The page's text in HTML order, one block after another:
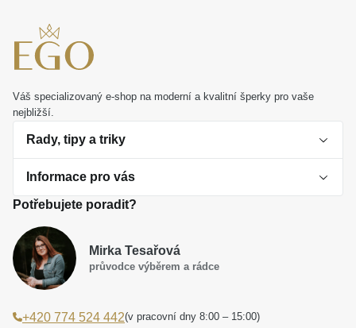
Váš specializovaný e-shop na moderní a kvalitní šperky pro vaše
nejbližší.
Rady, tipy a triky
O perlách
Jak vybrat perlový šperk
Dárková inspirace
Smaltované a korálkové šperky jako trend
Laboratorní diamanty jsou budoucnost
Informace pro vás
Obchodní podmínky
Reklamační řád
Poučení o právu na odstoupení od smlouvy
Potřebujete poradit?
Mirka Tesařová
průvodce výběrem a rádce
+420 774 524 442(v pracovní dny 8:00 – 15:00)